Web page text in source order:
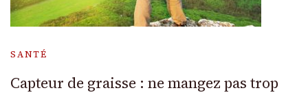
SANTÉ
Capteur de graisse : ne mangez pas trop